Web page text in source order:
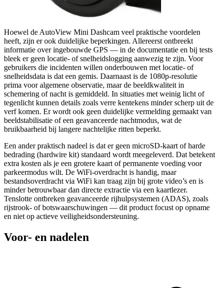
Hoewel de AutoView Mini Dashcam veel praktische voordelen
heeft, zijn er ook duidelijke beperkingen. Allereerst ontbreekt
informatie over ingebouwde GPS — in de documentatie en bij tests
bleek er geen locatie- of snelheidslogging aanwezig te zijn. Voor
gebruikers die incidenten willen onderbouwen met locatie- of
snelheidsdata is dat een gemis. Daarnaast is de 1080p-resolutie
prima voor algemene observatie, maar de beeldkwaliteit in
schemering of nacht is gemiddeld. In situaties met weinig licht of
tegenlicht kunnen details zoals verre kentekens minder scherp uit de
verf komen. Er wordt ook geen duidelijke vermelding gemaakt van
beeldstabilisatie of een geavanceerde nachtmodus, wat de
bruikbaarheid bij langere nachtelijke ritten beperkt.
Een ander praktisch nadeel is dat er geen microSD-kaart of harde
bedrading (hardwire kit) standaard wordt meegeleverd. Dat betekent
extra kosten als je een grotere kaart of permanente voeding voor
parkeermodus wilt. De WiFi-overdracht is handig, maar
bestandsoverdracht via WiFi kan traag zijn bij grote video’s en is
minder betrouwbaar dan directe extractie via een kaartlezer.
Tenslotte ontbreken geavanceerde rijhulpsystemen (ADAS), zoals
rijstrook- of botswaarschuwingen — dit product focust op opname
en niet op actieve veiligheidsondersteuning.
Voor- en nadelen